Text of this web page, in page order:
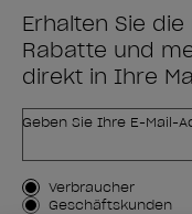
Erhalten Sie
Rabatte und
direkt in Ihre
Geben Sie Ihre E-Mail-
Kundenart
Verbraucher
Geschäftskunden